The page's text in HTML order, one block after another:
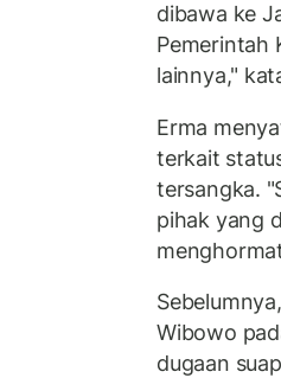
dibawa ke
Pemerintah
lainnya,"
Erma
terkait
tersangka.
pihak yang
Wibowo
dugaan